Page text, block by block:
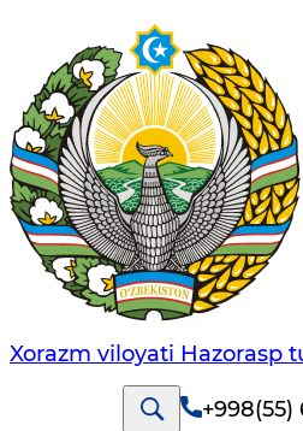
Xorazm viloyati Hazorasp